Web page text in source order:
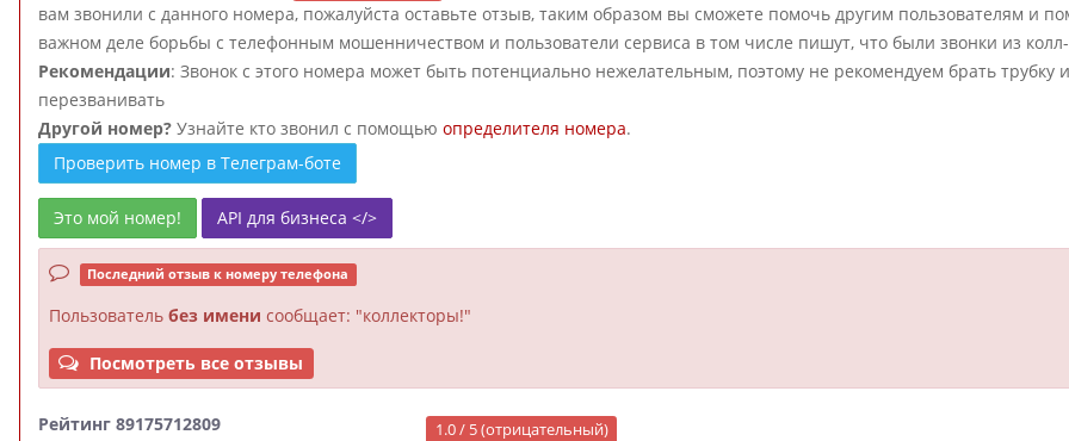
вам звонили с данного номера, пожалуйста оставьте отзыв, таким образом вы сможете помочь другим пользователям и
важном деле борьбы с телефонным мошенничеством и пользователи сервиса в том числе пишут, что были звонки из
Рекомендации: Звонок с этого номера может быть потенциально нежелательным, поэтому не рекомендуем брать трубку
перезванивать
Другой номер? Узнайте кто звонил с помощью определителя номера.
Проверить номер в Телеграм-боте
Это мой номер! API для бизнеса </>
Последний отзыв к номеру телефона
Пользователь без имени сообщает: "коллекторы!"
Посмотреть все отзывы
Рейтинг 89175712809 1.0 / 5 (отрицательный)